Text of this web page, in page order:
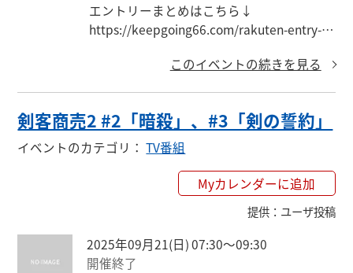
エントリーまとめはこちら↓
https://keepgoing66.com/rakuten-entry-m
このイベントの続きを見る
剣客商売2 #2「暗殺」、#3「剣の誓約」
イベントのカテゴリ ： TV番組
Myカレンダーに追加
提供： ユーザ投稿
2025年09月21(日) 07:30〜09:30
開催終了